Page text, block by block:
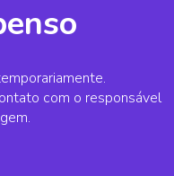
com o responsável